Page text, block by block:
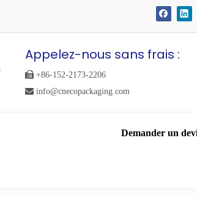
Appelez-nous sans frais :
 +86-152-2173-2206
 info@cnecopackaging.com
Demander un